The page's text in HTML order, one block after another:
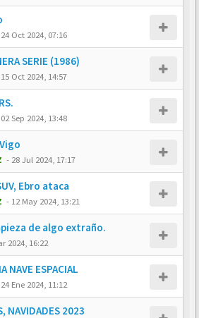
24 Oct 2024, 07:16
SERIE (1986)
15 Oct 2024, 14:57
02 Sep 2024, 13:48
- 28 Jul 2024, 17:17
Ebro ataca
- 12 May 2024, 13:21
de algo extraño.
2024, 16:22
NAVE ESPACIAL
24 Ene 2024, 11:12
NAVIDADES 2023